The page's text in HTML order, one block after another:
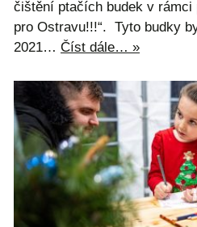
čištění ptačích budek v rámci
pro Ostravu!!!“. Tyto budky
2021… Číst dále… »